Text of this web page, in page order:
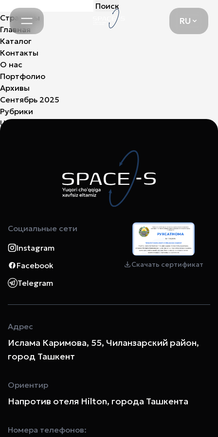
RU
Найти:
Страницы
Главная
Каталог
Контакты
О нас
Портфолио
Архивы
Сентябрь 2025
Рубрики
Uncategorized
Социальные сети
Instagram
Facebook
Telegram
Скачать сертификат
Адрес
Ислама Каримова, 55, Чиланзарский район,
город Ташкент
Ориентир
Напротив отеля Hilton, города Ташкента
Номера телефонов: